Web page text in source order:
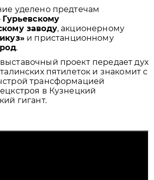
уделено предтечам
Гурьевскому
заводу, акционерному
и пристанционному
.
проект передает дух
пятилеток и знакомит с
трансформацией
в Кузнецкий
гигант.